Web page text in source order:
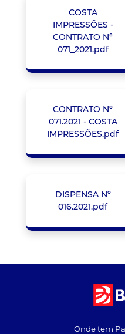
COSTA
IMPRESSÕES -
CONTRATO N°
071_2021.pdf
CONTRATO Nº
071.2021 - COSTA
IMPRESSÕES.pdf
DISPENSA Nº
016.2021.pdf
Onde tem